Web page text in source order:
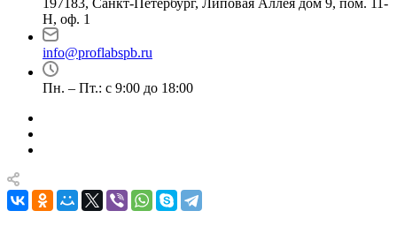
197183, Санкт-Петербург, Липовая Аллея дом 9, пом. 11-
Н, оф. 1
info@proflabspb.ru
Пн. – Пт.: с 9:00 до 18:00